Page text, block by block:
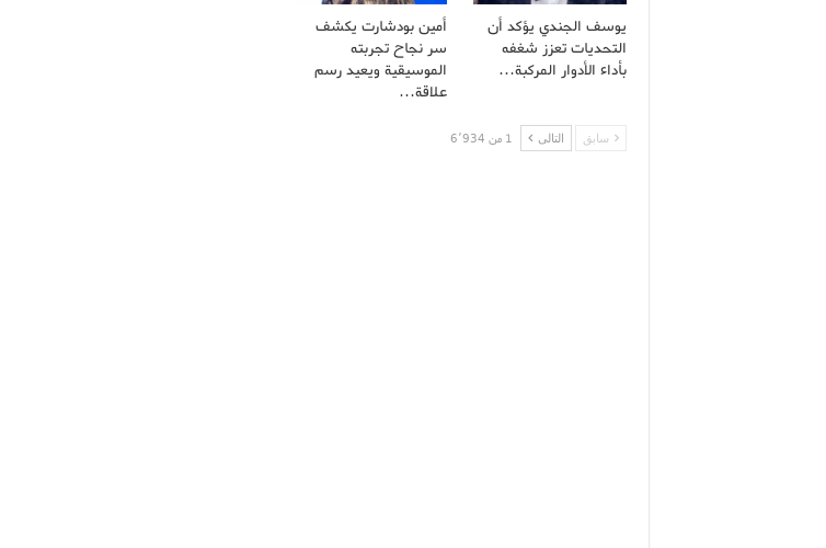
يوسف الجندي يؤكد أن
التحديات تعزز شغفه
بأداء الأدوار المركبة…
أمين بودشارت يكشف
سر نجاح تجربته
الموسيقية ويعيد رسم
علاقة…
سابق التالى 1 من 6٬934